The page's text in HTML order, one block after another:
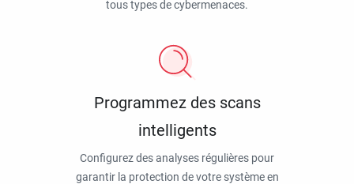
tous types de cybermenaces.
Programmez des scans
intelligents
Configurez des analyses régulières pour
garantir la protection de votre système en